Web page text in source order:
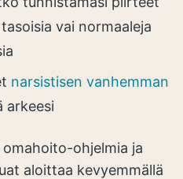
vai normaaleja
narsistisen vanhemman
arkeesi
ohjelmia ja
aloittaa kevyemmällä